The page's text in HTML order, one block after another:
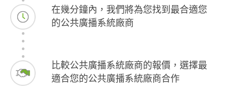
在幾分鐘內，我們將為您找到最合適您
的公共廣播系統廠商
比較公共廣播系統廠商的報價，選擇最
適合您的公共廣播系統廠商合作